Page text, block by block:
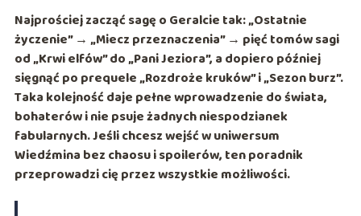
Najprościej zacząć sagę o Geralcie tak:„Ostatnie
życzenie” → „Miecz przeznaczenia” → pięć tomów sagi
od „Krwi elfów” do „Pani Jeziora”, a dopiero później
sięgnąć po prequele „Rozdroże kruków” i „Sezon burz”.
Taka kolejność daje pełne wprowadzenie do świata,
bohaterów i nie psuje żadnych niespodzianek
fabularnych. Jeśli chcesz wejść w uniwersum
Wiedźmina bez chaosu i spoilerów, ten poradnik
przeprowadzi cię przez wszystkie możliwości.